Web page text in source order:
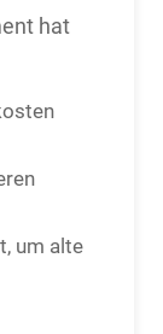
hat
um alte